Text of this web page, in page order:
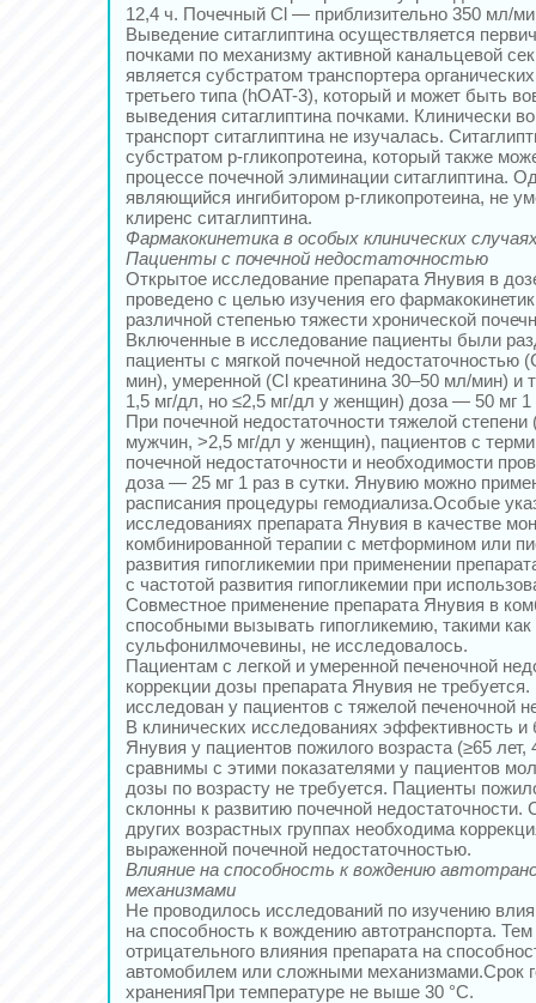
12,4 ч. Почечный Cl — приблизительно 350 мл/
Выведение ситаглиптина осуществляется
почками по механизму активной канальцевой
является субстратом транспортера
третьего типа (hOAT-3), который и может быть
выведения ситаглиптина почками. Клинически
транспорт ситаглиптина не изучалась.
субстратом р-гликопротеина, который также
процессе почечной элиминации ситаглиптина.
являющийся ингибитором р-гликопротеина, не
клиренс ситаглиптина.
Фармакокинетика в особых клинических
Пациенты с почечной недостаточностью
Открытое исследование препарата Янувия в
проведено с целью изучения его
различной степенью тяжести хронической
Включенные в исследование пациенты были
пациенты с мягкой почечной недостаточностью
мин), умеренной (Cl креатинина 30–50 мл/мин) и
1,5 мг/дл, но ≤2,5 мг/дл у женщин) доза — 50 мг 1
При почечной недостаточности тяжелой степени
мужчин, >2,5 мг/дл у женщин), пациентов с
почечной недостаточности и необходимости
доза — 25 мг 1 раз в сутки. Янувию можно
расписания процедуры гемодиализа.Особые
исследованиях препарата Янувия в качестве
комбинированной терапии с метформином или
развития гипогликемии при применении
с частотой развития гипогликемии при
Совместное применение препарата Янувия в
способными вызывать гипогликемию, такими
сульфонилмочевины, не исследовалось.
Пациентам с легкой и умеренной печеночной
коррекции дозы препарата Янувия не
исследован у пациентов с тяжелой печеночной
В клинических исследованиях эффективность и
Янувия у пациентов пожилого возраста (≥65
сравнимы с этими показателями у пациентов
дозы по возрасту не требуется. Пациенты
склонны к развитию почечной недостаточности.
других возрастных группах необходима
выраженной почечной недостаточностью.
Влияние на способность к вождению
механизмами
Не проводилось исследований по изучению
на способность к вождению автотранспорта.
отрицательного влияния препарата на
автомобилем или сложными механизмами.Срок
храненияПри температуре не выше 30 °C.